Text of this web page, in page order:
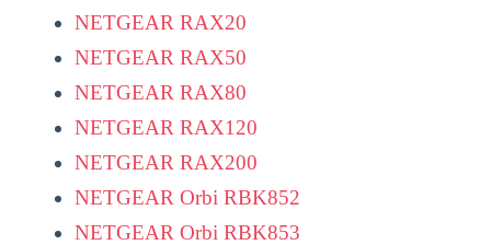
NETGEAR RAX20
NETGEAR RAX50
NETGEAR RAX80
NETGEAR RAX120
NETGEAR RAX200
NETGEAR Orbi RBK852
NETGEAR Orbi RBK853